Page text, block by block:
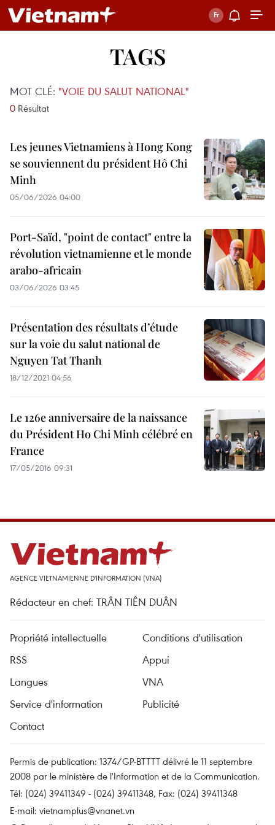
TAGS
MOT CLÉ: "VOIE DU SALUT NATIONAL"
0 Résultat
Les jeunes Vietnamiens à Hong Kong
se souviennent du président Hô Chi
Minh
05/06/2026 04:00
Port-Saïd, "point de contact" entre la
révolution vietnamienne et le monde
arabo-africain
03/06/2026 03:45
Présentation des résultats d’étude
sur la voie du salut national de
Nguyen Tat Thanh
18/12/2021 04:56
Le 126e anniversaire de la naissance
du Président Ho Chi Minh célébré en
France
17/05/2016 09:31
AGENCE VIETNAMIENNE D'INFORMATION (VNA)
Rédacteur en chef: TRÂN TIÊN DUÂN
Propriété intellectuelle
Conditions d'utilisation
RSS
Appui
Langues
VNA
Service d'information
Publicité
Contact
Permis de publication: 1374/GP-BTTTT délivré le 11 septembre
2008 par le ministère de l'Information et de la Communication.
Tél: (024) 39411349 - (024) 39411348, Fax: (024) 39411348
E-mail: vietnamplus@vnanet.vn